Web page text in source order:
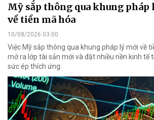
Mỹ sắp thông qua khung pháp
về tiền mã hóa
10/08/2026 03:00
Việc Mỹ sắp thông qua khung pháp lý mới về
mở ra lớp tài sản mới và đặt nhiều nền kinh tế
sức ép thích ứng.